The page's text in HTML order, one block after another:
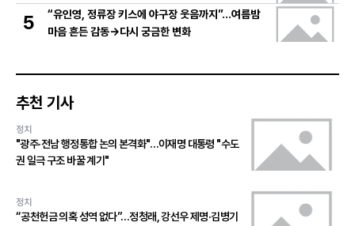
5
“유인영, 정류장 키스에 야구장 웃음까지”…여름밤
마음 흔든 감동→다시 궁금한 변화
추천 기사
정치
"광주·전남 행정통합 논의 본격화"…이재명 대통령 "수도
권 일극 구조 바꿀 계기"
정치
“공천헌금 의혹 성역 없다”…정청래, 강선우 제명·김병기